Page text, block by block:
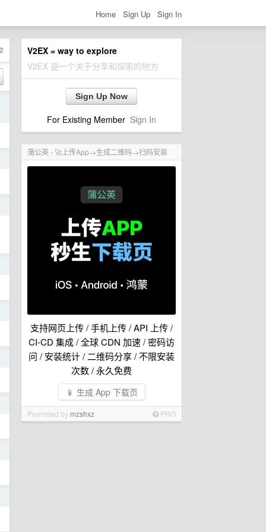
Home Sign Up Sign In
V2EX = way to explore
V2EX 是一个关于分享和探索的地方
Sign Up Now
For Existing Member Sign In
蒲公英 - 🚀上传App→生成二维码→扫码安装
支持网页上传 / 手机上传 / API 上传 /
CI-CD 集成 / 全球 CDN 加速 / 密码访
问 / 安装统计 / 二维码分享 / 不限安装
次数 / 永久免费
📱 生成 App 下载页
Promoted by mzshxz PRO